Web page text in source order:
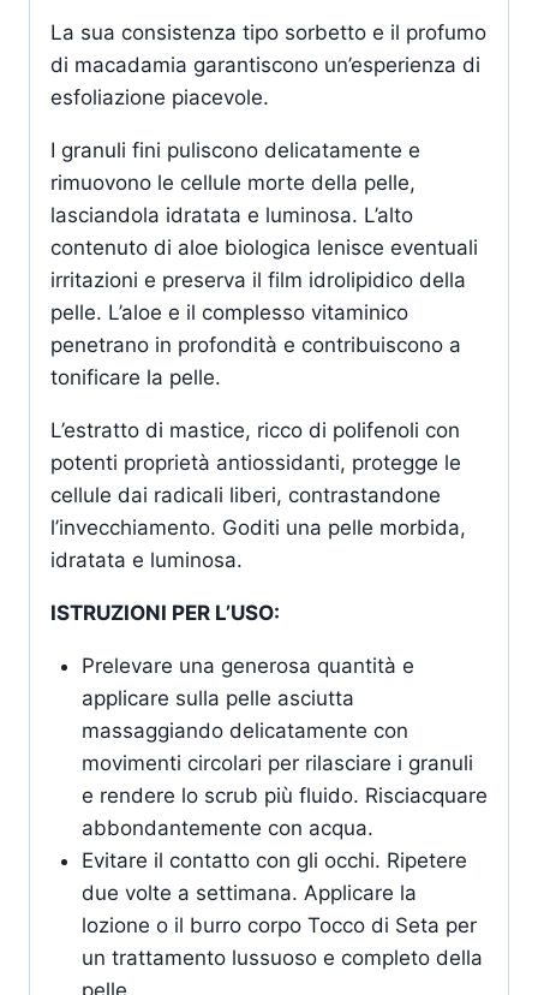
La sua consistenza tipo sorbetto e il profumo
di macadamia garantiscono un’esperienza di
esfoliazione piacevole.
I granuli fini puliscono delicatamente e
rimuovono le cellule morte della pelle,
lasciandola idratata e luminosa. L’alto
contenuto di aloe biologica lenisce eventuali
irritazioni e preserva il film idrolipidico della
pelle. L’aloe e il complesso vitaminico
penetrano in profondità e contribuiscono a
tonificare la pelle.
L’estratto di mastice, ricco di polifenoli con
potenti proprietà antiossidanti, protegge le
cellule dai radicali liberi, contrastandone
l’invecchiamento. Goditi una pelle morbida,
idratata e luminosa.
ISTRUZIONI PER L’USO:
Prelevare una generosa quantità e
applicare sulla pelle asciutta
massaggiando delicatamente con
movimenti circolari per rilasciare i granuli
e rendere lo scrub più fluido. Risciacquare
abbondantemente con acqua.
Evitare il contatto con gli occhi. Ripetere
due volte a settimana. Applicare la
lozione o il burro corpo Tocco di Seta per
un trattamento lussuoso e completo della
pelle.